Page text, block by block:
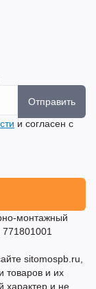
Отправить
и согласен с
монтажный
sitomospb.ru,
товаров и их
характер и не